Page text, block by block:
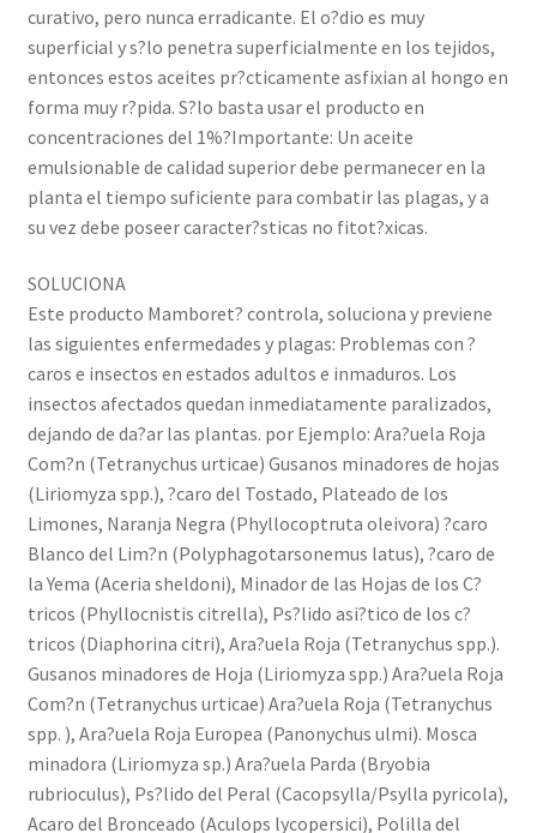
curativo, pero nunca erradicante. El o?dio es muy
superficial y s?lo penetra superficialmente en los tejidos,
entonces estos aceites pr?cticamente asfixian al hongo en
forma muy r?pida. S?lo basta usar el producto en
concentraciones del 1%?Importante: Un aceite
emulsionable de calidad superior debe permanecer en la
planta el tiempo suficiente para combatir las plagas, y a
su vez debe poseer caracter?sticas no fitot?xicas.
SOLUCIONA
Este producto Mamboret? controla, soluciona y previene
las siguientes enfermedades y plagas: Problemas con ?
caros e insectos en estados adultos e inmaduros. Los
insectos afectados quedan inmediatamente paralizados,
dejando de da?ar las plantas. por Ejemplo: Ara?uela Roja
Com?n (Tetranychus urticae) Gusanos minadores de hojas
(Liriomyza spp.), ?caro del Tostado, Plateado de los
Limones, Naranja Negra (Phyllocoptruta oleivora) ?caro
Blanco del Lim?n (Polyphagotarsonemus latus), ?caro de
la Yema (Aceria sheldoni), Minador de las Hojas de los C?
tricos (Phyllocnistis citrella), Ps?lido asi?tico de los c?
tricos (Diaphorina citri), Ara?uela Roja (Tetranychus spp.).
Gusanos minadores de Hoja (Liriomyza spp.) Ara?uela Roja
Com?n (Tetranychus urticae) Ara?uela Roja (Tetranychus
spp. ), Ara?uela Roja Europea (Panonychus ulmi). Mosca
minadora (Liriomyza sp.) Ara?uela Parda (Bryobia
rubrioculus), Ps?lido del Peral (Cacopsylla/Psylla pyricola),
Acaro del Bronceado (Aculops lycopersici), Polilla del